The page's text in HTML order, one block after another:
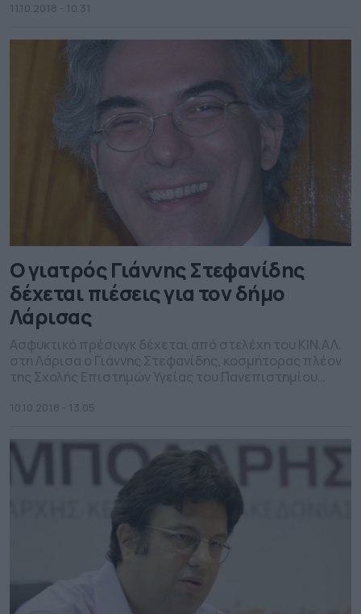
11.10.2018 - 10.31
O γιατρός Γιάννης Στεφανίδης
δέχεται πιέσεις για τον δήμο
Λάρισας
10.10.2018 - 13.05